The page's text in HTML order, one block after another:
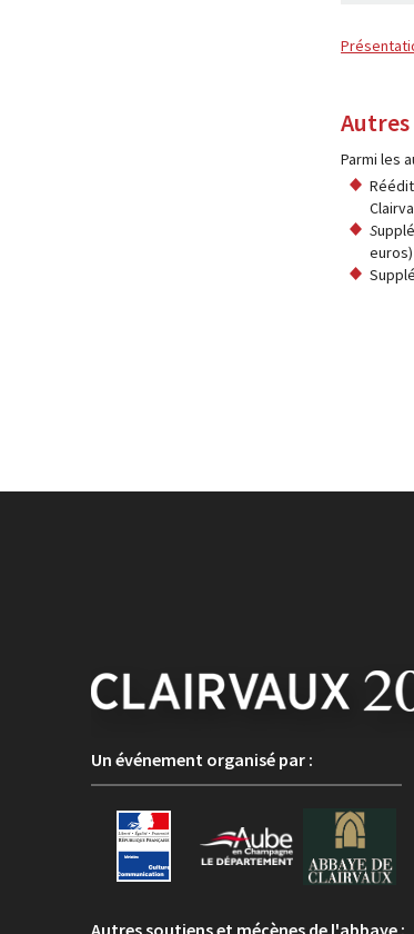
Parmi les
S
euros)
Un événement organisé par :
Autres soutiens et mécènes de l'abbaye :